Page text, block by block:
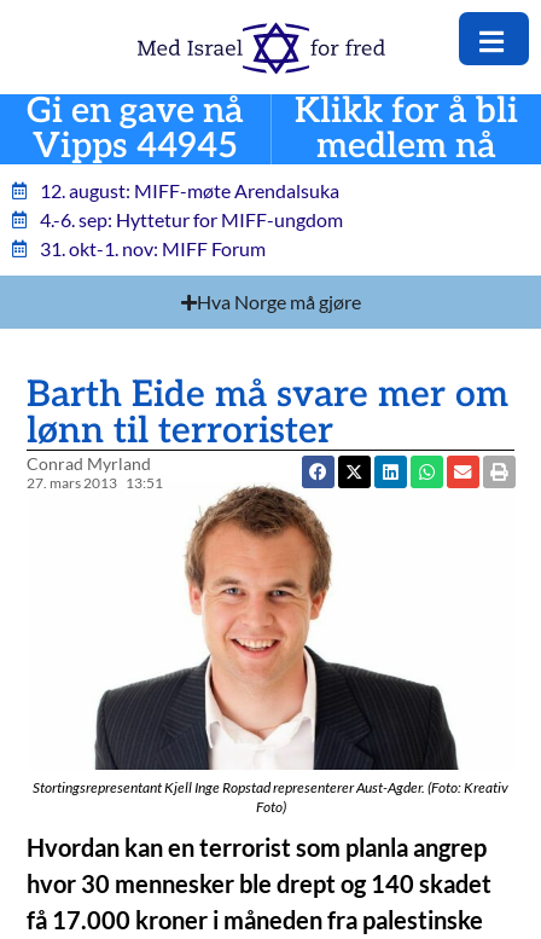
Gi en gave nå
Vipps 44945
Klikk for å bli
medlem nå
12. august: MIFF-møte Arendalsuka
4.-6. sep: Hyttetur for MIFF-ungdom
31. okt-1. nov: MIFF Forum
Hva Norge må gjøre
Barth Eide må svare mer om
lønn til terrorister
Conrad Myrland
27. mars 2013 13:51
Stortingsrepresentant Kjell Inge Ropstad representerer Aust-Agder. (Foto: Kreativ
Foto)
Hvordan kan en terrorist som planla angrep
hvor 30 mennesker ble drept og 140 skadet
få 17.000 kroner i måneden fra palestinske